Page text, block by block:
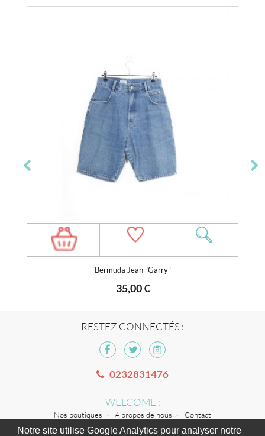
Notre site utilise Google Analytics pour analyser notre
Bermuda Jean "Garry"
35,00 €
RESTEZ CONNECTÉS :
0232831476
WELCOME :
Nos boutiques A propos de nous Contact